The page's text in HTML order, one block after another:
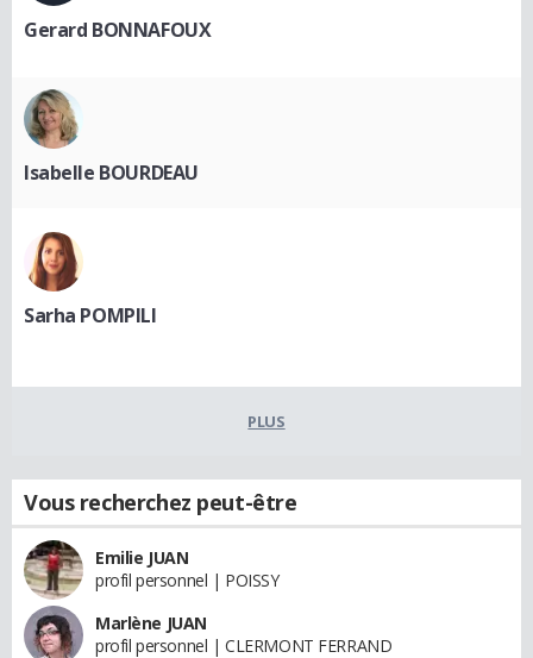
Gerard BONNAFOUX
Isabelle BOURDEAU
Sarha POMPILI
PLUS
Vous recherchez peut-être
Emilie JUAN
profil personnel | POISSY
Marlène JUAN
profil personnel | CLERMONT FERRAND